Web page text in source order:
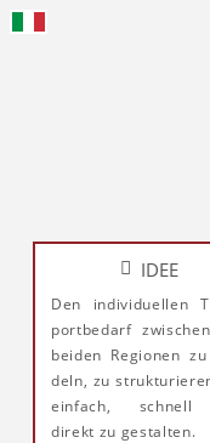
IDEE
Den in­di­vi­du­el­len
port­be­darf
bei­den Re­gi­onen
deln, zu
ein­fach, schnell
direkt zu ge­stal­ten.